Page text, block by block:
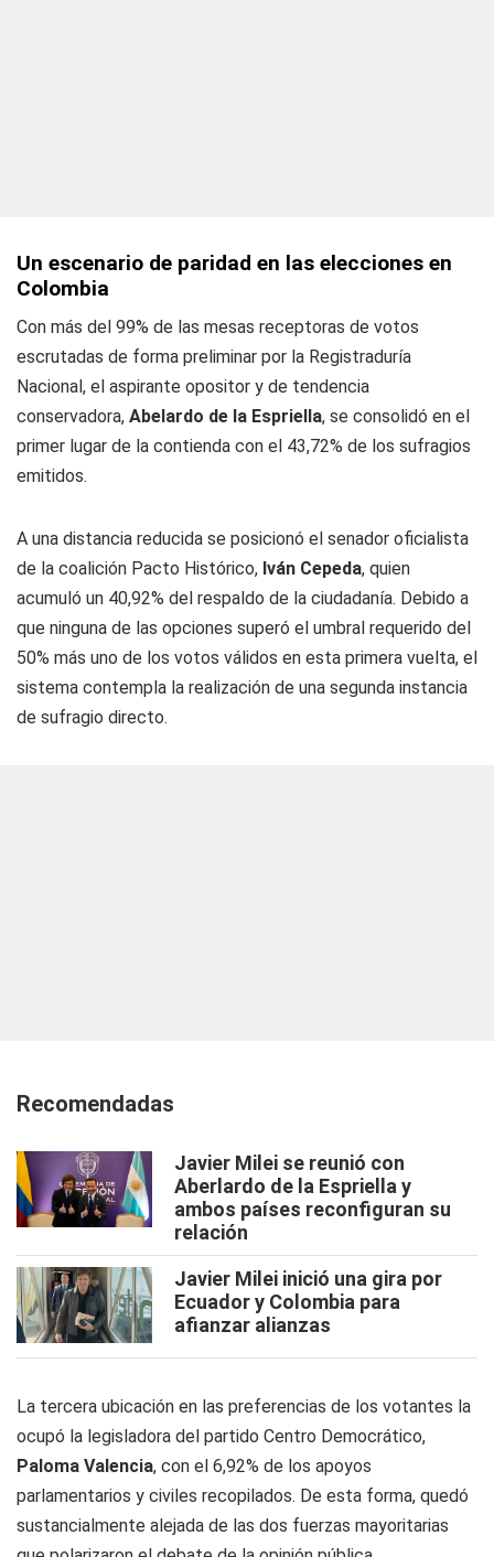
Un escenario de paridad en las elecciones en
Colombia
Con más del 99% de las mesas receptoras de votos
escrutadas de forma preliminar por la Registraduría
Nacional, el aspirante opositor y de tendencia
conservadora, Abelardo de la Espriella, se consolidó en el
primer lugar de la contienda con el 43,72% de los sufragios
emitidos.
A una distancia reducida se posicionó el senador oficialista
de la coalición Pacto Histórico, Iván Cepeda, quien
acumuló un 40,92% del respaldo de la ciudadanía. Debido a
que ninguna de las opciones superó el umbral requerido del
50% más uno de los votos válidos en esta primera vuelta, el
sistema contempla la realización de una segunda instancia
de sufragio directo.
Recomendadas
Javier Milei se reunió con
Aberlardo de la Espriella y
ambos países reconfiguran su
relación
Javier Milei inició una gira por
Ecuador y Colombia para
afianzar alianzas
La tercera ubicación en las preferencias de los votantes la
ocupó la legisladora del partido Centro Democrático,
Paloma Valencia, con el 6,92% de los apoyos
parlamentarios y civiles recopilados. De esta forma, quedó
sustancialmente alejada de las dos fuerzas mayoritarias